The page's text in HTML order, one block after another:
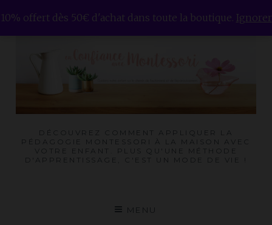
to
DÉCOUVREZ COMMENT APPLIQUER LA
PÉDAGOGIE MONTESSORI À LA MAISON AVEC
VOTRE ENFANT. PLUS QU'UNE MÉTHODE
D'APPRENTISSAGE, C'EST UN MODE DE VIE !
MENU
10% offert dès 50€ d'achat dans toute la boutique. Ignorer